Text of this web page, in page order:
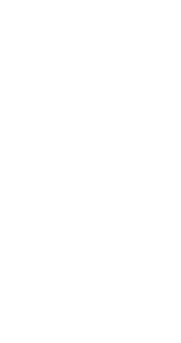
que délicieuses
bleuets et petits
ou pancakes
transportent le goût
Cora…